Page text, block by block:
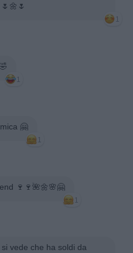
1
1
🤗
1
🍷🍷🌺🌼🌸🤗
1
vede che ha soldi da